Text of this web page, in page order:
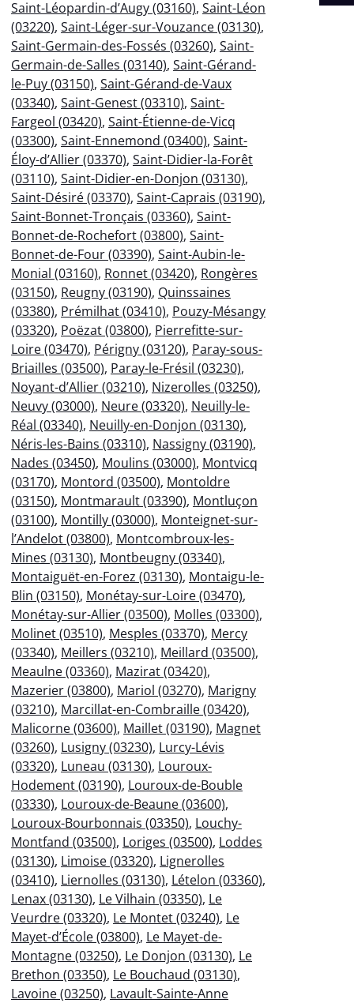
Saint-Léopardin-d’Augy (03160), Saint-Léon
(03220), Saint-Léger-sur-Vouzance (03130),
Saint-Germain-des-Fossés (03260), Saint-
Germain-de-Salles (03140), Saint-Gérand-
le-Puy (03150), Saint-Gérand-de-Vaux
(03340), Saint-Genest (03310), Saint-
Fargeol (03420), Saint-Étienne-de-Vicq
(03300), Saint-Ennemond (03400), Saint-
Éloy-d’Allier (03370), Saint-Didier-la-Forêt
(03110), Saint-Didier-en-Donjon (03130),
Saint-Désiré (03370), Saint-Caprais (03190),
Saint-Bonnet-Tronçais (03360), Saint-
Bonnet-de-Rochefort (03800), Saint-
Bonnet-de-Four (03390), Saint-Aubin-le-
Monial (03160), Ronnet (03420), Rongères
(03150), Reugny (03190), Quinssaines
(03380), Prémilhat (03410), Pouzy-Mésangy
(03320), Poëzat (03800), Pierrefitte-sur-
Loire (03470), Périgny (03120), Paray-sous-
Briailles (03500), Paray-le-Frésil (03230),
Noyant-d’Allier (03210), Nizerolles (03250),
Neuvy (03000), Neure (03320), Neuilly-le-
Réal (03340), Neuilly-en-Donjon (03130),
Néris-les-Bains (03310), Nassigny (03190),
Nades (03450), Moulins (03000), Montvicq
(03170), Montord (03500), Montoldre
(03150), Montmarault (03390), Montluçon
(03100), Montilly (03000), Monteignet-sur-
l’Andelot (03800), Montcombroux-les-
Mines (03130), Montbeugny (03340),
Montaiguët-en-Forez (03130), Montaigu-le-
Blin (03150), Monétay-sur-Loire (03470),
Monétay-sur-Allier (03500), Molles (03300),
Molinet (03510), Mesples (03370), Mercy
(03340), Meillers (03210), Meillard (03500),
Meaulne (03360), Mazirat (03420),
Mazerier (03800), Mariol (03270), Marigny
(03210), Marcillat-en-Combraille (03420),
Malicorne (03600), Maillet (03190), Magnet
(03260), Lusigny (03230), Lurcy-Lévis
(03320), Luneau (03130), Louroux-
Hodement (03190), Louroux-de-Bouble
(03330), Louroux-de-Beaune (03600),
Louroux-Bourbonnais (03350), Louchy-
Montfand (03500), Loriges (03500), Loddes
(03130), Limoise (03320), Lignerolles
(03410), Liernolles (03130), Lételon (03360),
Lenax (03130), Le Vilhain (03350), Le
Veurdre (03320), Le Montet (03240), Le
Mayet-d’École (03800), Le Mayet-de-
Montagne (03250), Le Donjon (03130), Le
Brethon (03350), Le Bouchaud (03130),
Lavoine (03250), Lavault-Sainte-Anne